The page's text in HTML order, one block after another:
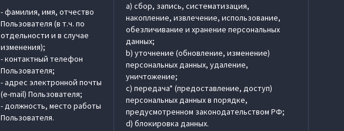
- фамилия, имя, отчество
Пользователя (в т.ч. по
отдельности и в случае
изменения);
- контактный телефон
Пользователя;
- адрес электронной почты
(e-mail) Пользователя;
- должность, место работы
Пользователя.
a) сбор, запись, систематизация,
накопление, извлечение, использование,
обезличивание и хранение персональных
данных;
b) уточнение (обновление, изменение)
персональных данных, удаление,
уничтожение;
c) передача* (предоставление, доступ)
персональных данных в порядке,
предусмотренном законодательством РФ;
d) блокировка данных.